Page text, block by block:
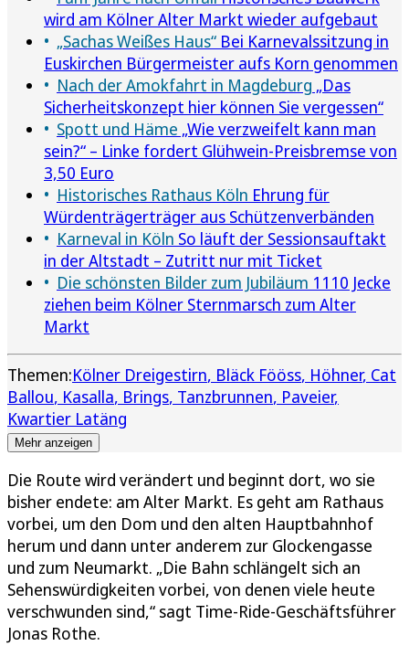
wird am Kölner Alter Markt wieder aufgebaut
„Sachas Weißes Haus“ Bei Karnevalssitzung in
Euskirchen Bürgermeister aufs Korn genommen
Nach der Amokfahrt in Magdeburg „Das
Sicherheitskonzept hier können Sie vergessen“
Spott und Häme „Wie verzweifelt kann man
sein?“ – Linke fordert Glühwein-Preisbremse von
3,50 Euro
Historisches Rathaus Köln Ehrung für
Würdenträgerträger aus Schützenverbänden
Karneval in Köln So läuft der Sessionsauftakt
in der Altstadt – Zutritt nur mit Ticket
Die schönsten Bilder zum Jubiläum 1110 Jecke
ziehen beim Kölner Sternmarsch zum Alter
Markt
Themen:Kölner Dreigestirn Bläck Fööss Höhner Cat
Ballou Kasalla Brings Tanzbrunnen Paveier
Kwartier Latäng
Mehr anzeigen
Die Route wird verändert und beginnt dort, wo sie
bisher endete: am Alter Markt. Es geht am Rathaus
vorbei, um den Dom und den alten Hauptbahnhof
herum und dann unter anderem zur Glockengasse
und zum Neumarkt. „Die Bahn schlängelt sich an
Sehenswürdigkeiten vorbei, von denen viele heute
verschwunden sind,“ sagt Time-Ride-Geschäftsführer
Jonas Rothe.